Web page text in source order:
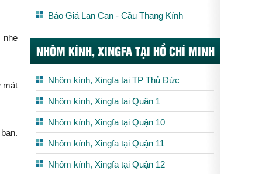
nhẹ
mát
Báo Giá Lan Can - Cầu Thang Kính
NHÔM KÍNH, XINGFA TẠI HỒ CHÍ MINH
Nhôm kính, Xingfa tại TP Thủ Đức
Nhôm kính, Xingfa tại Quận 1
Nhôm kính, Xingfa tại Quận 10
Nhôm kính, Xingfa tại Quận 11
Nhôm kính, Xingfa tại Quận 12